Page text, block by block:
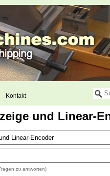
Kontakt
und Linear-
zu antworten)